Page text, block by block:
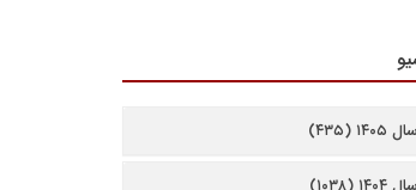
سال ۱۴۰۵ (۴۳۵)